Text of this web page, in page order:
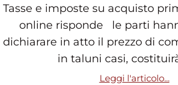
Tasse e imposte su acquisto
online risponde le parti
dichiarare in atto il prezzo di
in taluni casi,
Leggi l'articolo...